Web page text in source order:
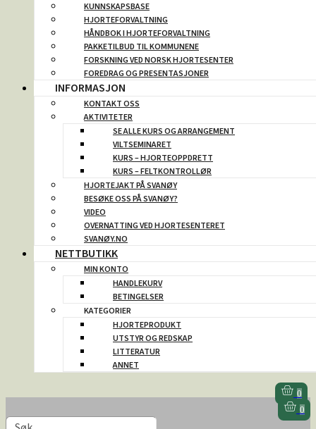
KUNNSKAPSBASE
HJORTEFORVALTNING
HÅNDBOK I HJORTEFORVALTNING
PAKKETILBUD TIL KOMMUNENE
FORSKNING VED NORSK HJORTESENTER
FOREDRAG OG PRESENTASJONER
INFORMASJON
KONTAKT OSS
AKTIVITETER
SE ALLE KURS OG ARRANGEMENT
VILTSEMINARET
KURS – HJORTEOPPDRETT
KURS – FELTKONTROLLØR
HJORTEJAKT PÅ SVANØY
BESØKE OSS PÅ SVANØY?
VIDEO
OVERNATTING VED HJORTESENTERET
SVANØY.NO
NETTBUTIKK
MIN KONTO
HANDLEKURV
BETINGELSER
KATEGORIER
HJORTEPRODUKT
UTSTYR OG REDSKAP
LITTERATUR
ANNET
0
0